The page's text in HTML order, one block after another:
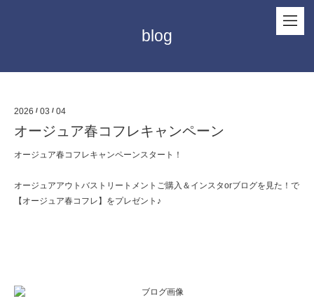
blog
2026 / 03 / 04
オージュア春コフレキャンペーン
オージュア春コフレキャンペーンスタート！
オージュアアウトバストリートメントご購入＆インスタorブログを見た！で
【オージュア春コフレ】をプレゼント♪